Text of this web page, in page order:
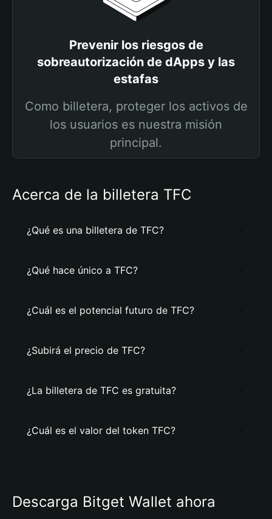
Prevenir los riesgos de
sobreautorización de dApps y las
estafas
Como billetera, proteger los activos de
los usuarios es nuestra misión
principal.
Acerca de la billetera TFC
¿Qué es una billetera de TFC?
¿Qué hace único a TFC?
¿Cuál es el potencial futuro de TFC?
¿Subirá el precio de TFC?
¿La billetera de TFC es gratuita?
¿Cuál es el valor del token TFC?
Descarga Bitget Wallet ahora